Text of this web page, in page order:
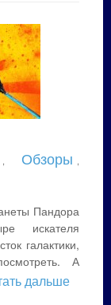
Обзоры
Пандора
искателя
галактики,
А
дальше